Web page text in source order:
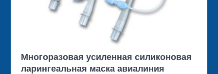
Многоразовая усиленная силиконовая
ларингеальная маска авиалиния